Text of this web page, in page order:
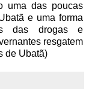
uma das poucas
e uma forma
das drogas e
resgatem
de Ubatã)